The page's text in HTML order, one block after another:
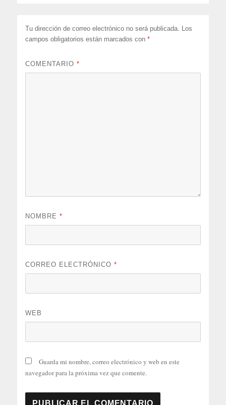
Tu dirección de correo electrónico no será publicada. Los
campos obligatorios están marcados con*
COMENTARIO*
NOMBRE*
CORREO ELECTRÓNICO*
WEB
Guarda mi nombre, correo electrónico y web en este
navegador para la próxima vez que comente.